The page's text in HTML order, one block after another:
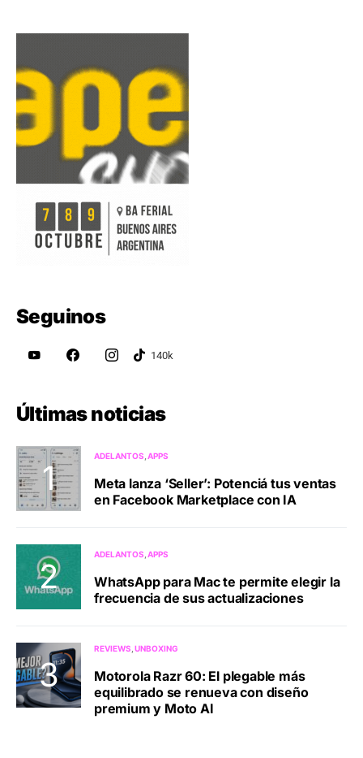
Seguinos
Últimas noticias
ADELANTOS APPS
Meta lanza ‘Seller’: Potenciá tus ventas
en Facebook Marketplace con IA
ADELANTOS APPS
WhatsApp para Mac te permite elegir la
frecuencia de sus actualizaciones
REVIEWS UNBOXING
Motorola Razr 60: El plegable más
equilibrado se renueva con diseño
premium y Moto AI